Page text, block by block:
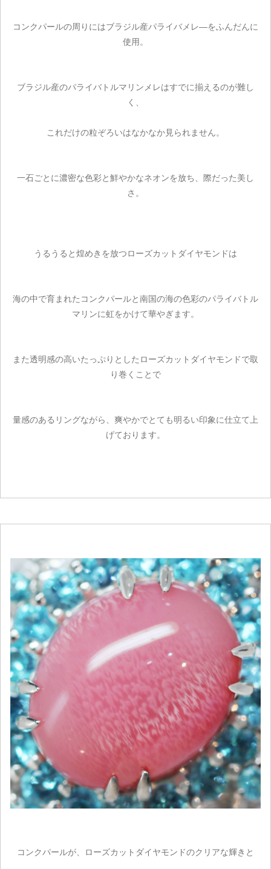
コンクパールの周りにはブラジル産パライバメレ―をふんだんに
使用。
ブラジル産のパライバトルマリンメレはすでに揃えるのが難し
く、
これだけの粒ぞろいはなかなか見られません。
一石ごとに濃密な色彩と鮮やかなネオンを放ち、際だった美し
さ。
うるうると煌めきを放つローズカットダイヤモンドは
海の中で育まれたコンクパールと南国の海の色彩のパライバトル
マリンに虹をかけて華やぎます。
また透明感の高いたっぷりとしたローズカットダイヤモンドで取
り巻くことで
量感のあるリングながら、爽やかでとても明るい印象に仕立て上
げております。
コンクパールが、ローズカットダイヤモンドのクリアな輝きと